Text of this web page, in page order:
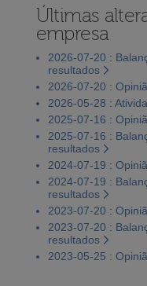
Últimas
empresa
2026-07-20 :
resultados
2026-07-20 :
2026-05-28 :
2025-07-16 :
2025-07-16 :
resultados
2024-07-19 :
2024-07-19 :
resultados
2023-07-20 :
2023-07-20 :
resultados
2023-05-25 :